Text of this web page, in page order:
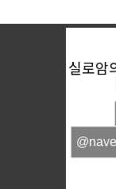
실로암